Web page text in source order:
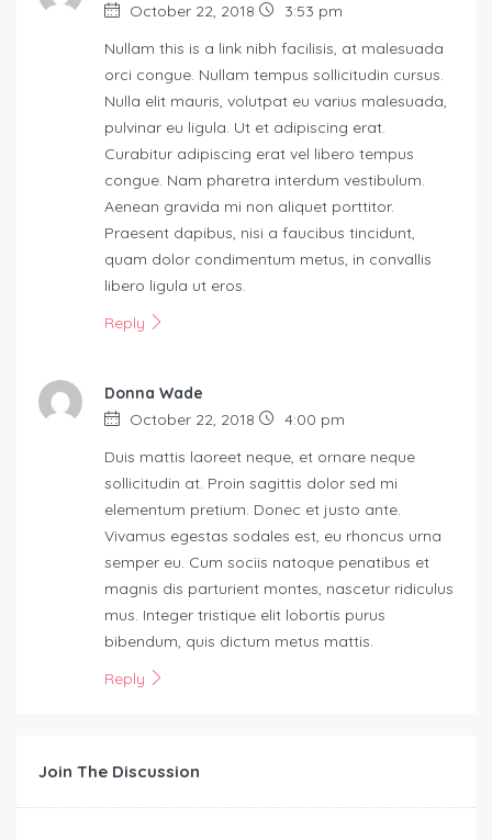
October 22, 2018
3:53 pm
Nullam this is a link nibh facilisis, at malesuada
orci congue. Nullam tempus sollicitudin cursus.
Nulla elit mauris, volutpat eu varius malesuada,
pulvinar eu ligula. Ut et adipiscing erat.
Curabitur adipiscing erat vel libero tempus
congue. Nam pharetra interdum vestibulum.
Aenean gravida mi non aliquet porttitor.
Praesent dapibus, nisi a faucibus tincidunt,
quam dolor condimentum metus, in convallis
libero ligula ut eros.
Reply
Donna Wade
October 22, 2018
4:00 pm
Duis mattis laoreet neque, et ornare neque
sollicitudin at. Proin sagittis dolor sed mi
elementum pretium. Donec et justo ante.
Vivamus egestas sodales est, eu rhoncus urna
semper eu. Cum sociis natoque penatibus et
magnis dis parturient montes, nascetur ridiculus
mus. Integer tristique elit lobortis purus
bibendum, quis dictum metus mattis.
Reply
Join The Discussion